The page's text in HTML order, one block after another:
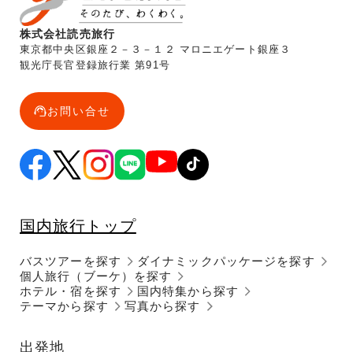
株式会社読売旅行
東京都中央区銀座２－３－１２ マロニエゲート銀座３
観光庁長官登録旅行業 第91号
お問い合せ
国内旅行トップ
バスツアーを探す
個人旅行（ブーケ）を探す
ダイナミックパッケージを探す
ホテル・宿を探す
国内特集から探す
テーマから探す
写真から探す
出発地